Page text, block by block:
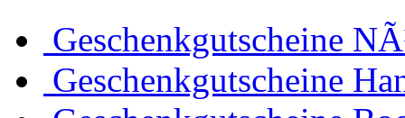
Geschenkgutscheine
Geschenkgutscheine